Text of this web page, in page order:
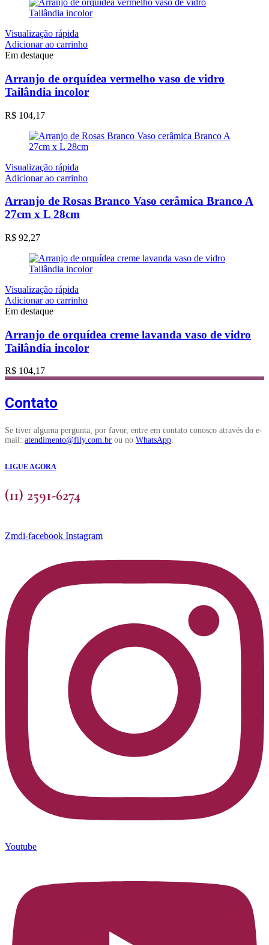
Visualização rápida
Adicionar ao carrinho
Em destaque
Arranjo de orquídea vermelho vaso de vidro
Tailândia incolor
R$ 104,17
Visualização rápida
Adicionar ao carrinho
Arranjo de Rosas Branco Vaso cerâmica Branco A
27cm x L 28cm
R$ 92,27
Visualização rápida
Adicionar ao carrinho
Em destaque
Arranjo de orquídea creme lavanda vaso de vidro
Tailândia incolor
R$ 104,17
Contato
Se tiver alguma pergunta, por favor, entre em contato conosco através do e-
mail: atendimento@fily.com.br ou no WhatsApp.
LIGUE AGORA
(11) 2591-6274
Zmdi-facebook Instagram
Youtube